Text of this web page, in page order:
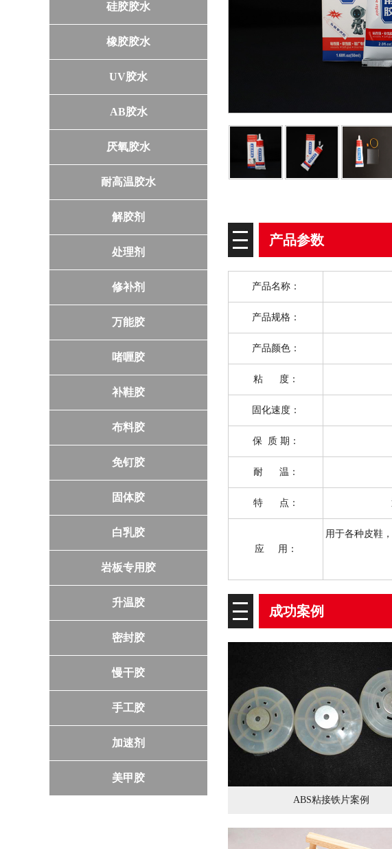
硅胶胶水
橡胶胶水
UV胶水
AB胶水
厌氧胶水
耐高温胶水
解胶剂
处理剂
修补剂
万能胶
啫喱胶
补鞋胶
布料胶
免钉胶
固体胶
白乳胶
岩板专用胶
升温胶
密封胶
慢干胶
手工胶
加速剂
美甲胶
产品参数
产品名称：
产品规格：
产品颜色：
粘 度：
固化速度：
保 质 期：
耐 温：
特 点：
应 用：
用于各种皮鞋
成功案例
ABS粘接铁片案例